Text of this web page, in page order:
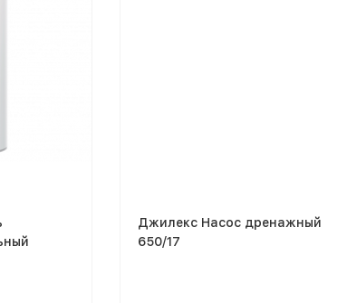
Джилекс Насос дренажный
650/17